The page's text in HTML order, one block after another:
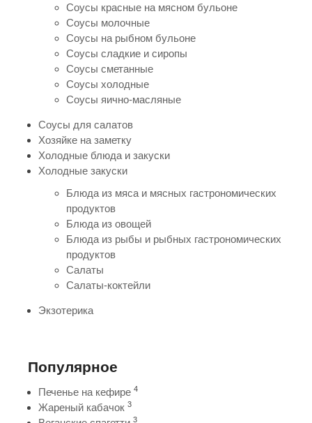
Соусы красные на мясном бульоне
Соусы молочные
Соусы на рыбном бульоне
Соусы сладкие и сиропы
Соусы сметанные
Соусы холодные
Соусы яично-масляные
Соусы для салатов
Хозяйке на заметку
Холодные блюда и закуски
Холодные закуски
Блюда из мяса и мясных гастрономических
продуктов
Блюда из овощей
Блюда из рыбы и рыбных гастрономических
продуктов
Салаты
Салаты-коктейли
Экзотерика
Популярное
Печенье на кефире 4
Жареный кабачок 3
3